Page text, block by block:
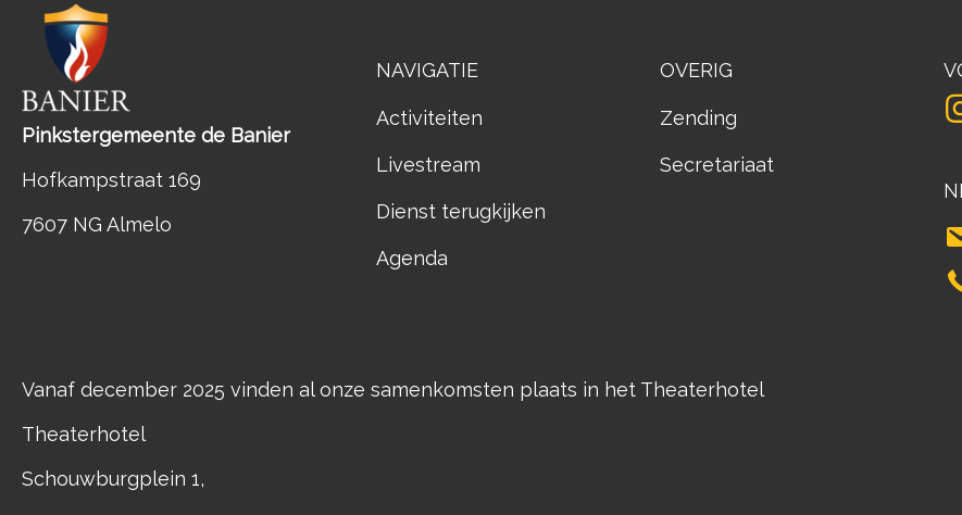
Pinkstergemeente de Banier
Hofkampstraat 169
7607 NG Almelo
NAVIGATIE
Activiteiten
Livestream
Dienst terugkijken
Agenda
OVERIG
Zending
Secretariaat
Vanaf december 2025 vinden al onze samenkomsten plaats in het Theaterhotel
Theaterhotel
Schouwburgplein 1,